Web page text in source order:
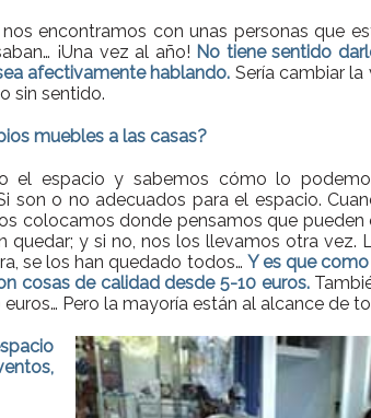
encontramos con unas personas que
¡Una vez al año! No tiene sentido
afectivamente hablando. Sería cambiar
sin sentido.
muebles a las casas?
el espacio y sabemos cómo lo
son o no adecuados para el espacio.
colocamos donde pensamos que pueden
quedar; y si no, nos los llevamos otra vez.
se los han quedado todos… Y es que
cosas de calidad desde 5-10 euros.
Pero la mayoría están al alcance de